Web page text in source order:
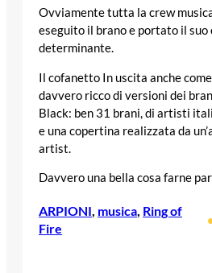
Ovviamente tutta la crew
eseguito il brano e portato il
determinante.
Il cofanetto In uscita anche
davvero ricco di versioni dei
Black: ben 31 brani, di artisti
e una copertina realizzata da
artist.
Davvero una bella cosa farne
ARPIONI musica Ring of
Fire